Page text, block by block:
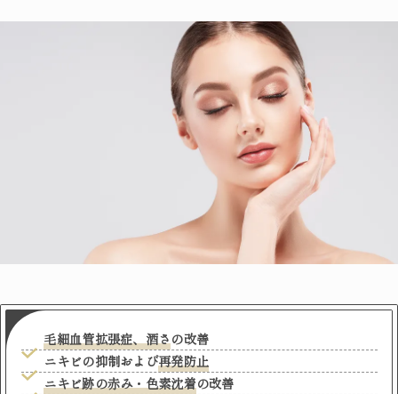
毛細血管拡張症、酒さの改善
ニキビの抑制および再発防止
ニキビ跡の赤み・色素沈着の改善